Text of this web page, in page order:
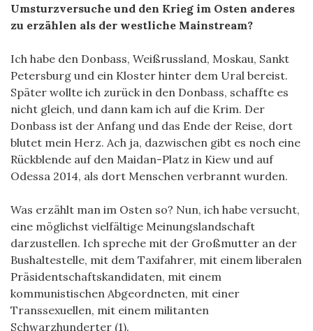
Umsturzversuche und den Krieg im Osten anderes
zu erzählen als der westliche Mainstream?
Ich habe den Donbass, Weißrussland, Moskau, Sankt
Petersburg und ein Kloster hinter dem Ural bereist.
Später wollte ich zurück in den Donbass, schaffte es
nicht gleich, und dann kam ich auf die Krim. Der
Donbass ist der Anfang und das Ende der Reise, dort
blutet mein Herz. Ach ja, dazwischen gibt es noch eine
Rückblende auf den Maidan-Platz in Kiew und auf
Odessa 2014, als dort Menschen verbrannt wurden.
Was erzählt man im Osten so? Nun, ich habe versucht,
eine möglichst vielfältige Meinungslandschaft
darzustellen. Ich spreche mit der Großmutter an der
Bushaltestelle, mit dem Taxifahrer, mit einem liberalen
Präsidentschaftskandidaten, mit einem
kommunistischen Abgeordneten, mit einer
Transsexuellen, mit einem militanten
Schwarzhunderter (1).